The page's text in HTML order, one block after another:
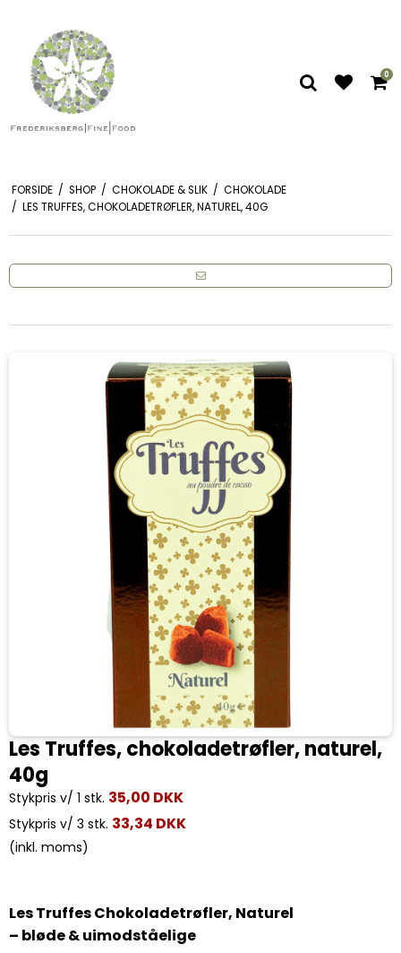
0
FORSIDE / SHOP / CHOKOLADE & SLIK / CHOKOLADE
/ LES TRUFFES, CHOKOLADETRØFLER, NATUREL, 40G
Les Truffes, chokoladetrøfler, naturel,
40g
Stykpris v/ 1 stk. 35,00 DKK
Stykpris v/ 3 stk. 33,34 DKK
(inkl. moms)
Les Truffes Chokoladetrøfler, Naturel
– bløde & uimodståelige